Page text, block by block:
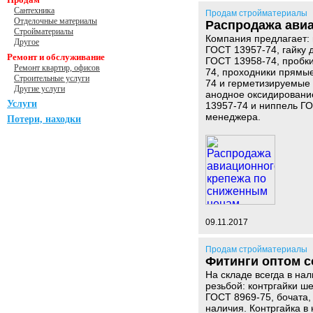
Сантехника
Отделочные материалы
Стройматериалы
Другое
Ремонт и обслуживание
Ремонт квартир, офисов
Строительные услуги
Другие услуги
Услуги
Потери, находки
Продам стройматериалы
Распродажа
Компания
ГОСТ 13957-74, гайку
ГОСТ 13958-74,
74, проходники
74 и
анодное
13957-74 и ниппель
менеджера.
09.11.2017
Продам стройматериалы
Фитинги оптом
На складе всегда в
резьбой: контргайки
ГОСТ 8969-75,
наличия. Контргайка